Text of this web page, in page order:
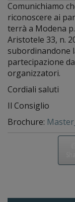
Comunichiamo
riconoscere ai
terrà a Modena
Aristotele 33, n.
subordinandone
partecipazione
organizzatori.
Cordiali saluti
Il Consiglio
Brochure: